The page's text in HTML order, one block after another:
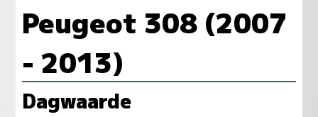
Peugeot 308 (2007
- 2013)
Dagwaarde